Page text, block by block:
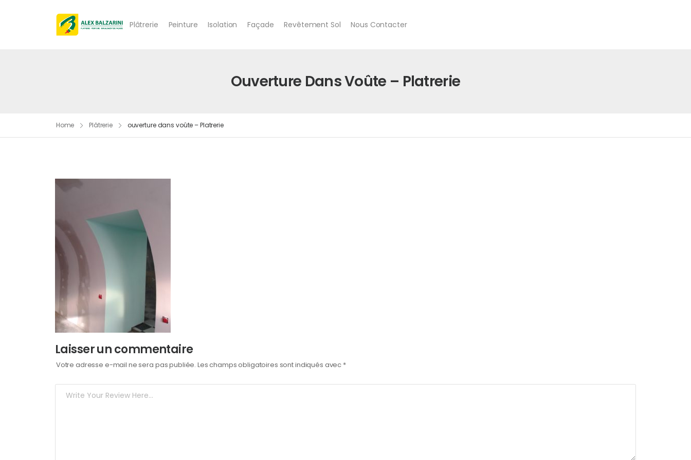
Plâtrerie Peinture Isolation Façade Revêtement Sol Nous Contacter
Ouverture Dans Voûte – Platrerie
Home Plâtrerie ouverture dans voûte – Platrerie
Laisser un commentaire
Votre adresse e-mail ne sera pas publiée. Les champs obligatoires sont indiqués avec *